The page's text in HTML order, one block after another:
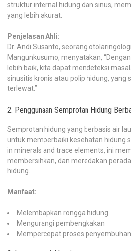
struktur internal hidung dan sinus,
yang lebih akurat.
Penjelasan Ahli:
Dr. Andi Susanto, seorang
Mangunkusumo, menyatakan,
lebih baik, kita dapat mendeteksi
sinusitis kronis atau polip hidung, yang
terlewat.”
2. Penggunaan Semprotan Hidung
Semprotan hidung yang berbasis air
untuk memperbaiki kesehatan hidung
in minerals and trace elements, ini
membersihkan, dan meredakan
hidung.
Manfaat:
Melembapkan rongga hidung
Mengurangi pembengkakan
Mempercepat proses penyembuhan